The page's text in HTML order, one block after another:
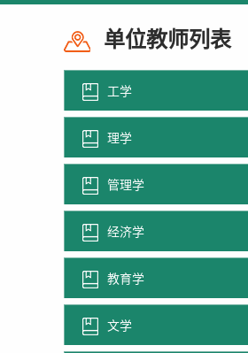
单位教师列表
工学
理学
管理学
经济学
教育学
文学